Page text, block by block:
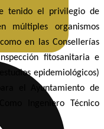
tenido el privilegio de
múltiples organismos
en las Consellerías
fitosanitaria e
epidemiológicos)
el Ayuntamiento de
Ingeniero Técnico